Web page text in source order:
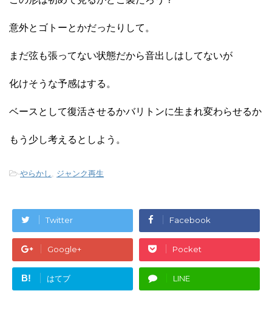
意外とゴトーとかだったりして。
まだ弦も張ってない状態だから音出しはしてないが
化けそうな予感はする。
ベースとして復活させるかバリトンに生まれ変わらせるか
もう少し考えるとしよう。
-やらかし ジャンク再生
Twitter Facebook
Google+ Pocket
B! はてブ LINE